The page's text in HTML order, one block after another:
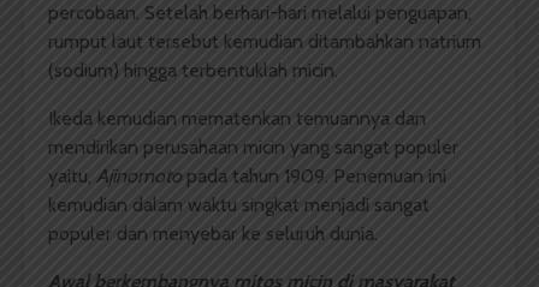
percobaan. Setelah berhari-hari melalui penguapan,
rumput laut tersebut kemudian ditambahkan natrium
(sodium) hingga terbentuklah micin.
Ikeda kemudian mematenkan temuannya dan
mendirikan perusahaan micin yang sangat populer
yaitu, Ajinomotopada tahun 1909. Penemuan ini
kemudian dalam waktu singkat menjadi sangat
populer dan menyebar ke seluruh dunia.
Awal berkembangnya mitos micin di masyarakat